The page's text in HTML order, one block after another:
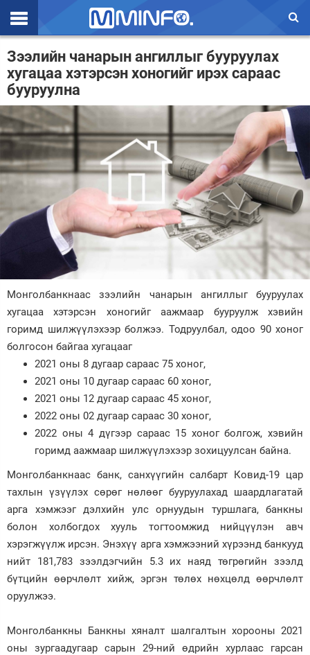
Эхлэл
Цаг агаар
Валют ханш
Улс төр
Эдийн засаг
Спорт
Зурхай
Зээлийн чанарын ангиллыг бууруулах
хугацаа хэтэрсэн хоногийг ирэх сараас
бууруулна
Монголбанкнаас зээлийн чанарын ангиллыг бууруулах
хугацаа хэтэрсэн хоногийг аажмаар бууруулж хэвийн
горимд шилжүүлэхээр болжээ. Тодруулбал, одоо 90 хоног
болгосон байгаа хугацааг
2021 оны 8 дугаар сараас 75 хоног,
2021 оны 10 дугаар сараас 60 хоног,
2021 оны 12 дугаар сараас 45 хоног,
2022 оны 02 дугаар сараас 30 хоног,
2022 оны 4 дүгээр сараас 15 хоног болгож, хэвийн
горимд аажмаар шилжүүлэхээр зохицуулсан байна.
Монголбанкнаас банк, санхүүгийн салбарт Ковид-19 цар
тахлын үзүүлэх сөрөг нөлөөг бууруулахад шаардлагатай
арга хэмжээг дэлхийн улс орнуудын туршлага, банкны
болон холбогдох хууль тогтоомжид нийцүүлэн авч
хэрэгжүүлж ирсэн. Энэхүү арга хэмжээний хүрээнд банкууд
нийт 181,783 зээлдэгчийн 5.3 их наяд төгрөгийн зээлд
бүтцийн өөрчлөлт хийж, эргэн төлөх нөхцөлд өөрчлөлт
оруулжээ.
Монголбанкны Банкны хяналт шалгалтын хорооны 2021
оны зургаадугаар сарын 29-ний өдрийн хурлаас гарсан